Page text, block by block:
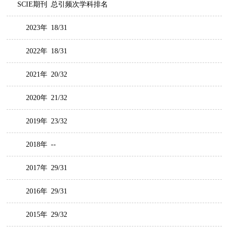
SCIE期刊 总引频次学科排名
2023年 18/31
2022年 18/31
2021年 20/32
2020年 21/32
2019年 23/32
2018年 --
2017年 29/31
2016年 29/31
2015年 29/32